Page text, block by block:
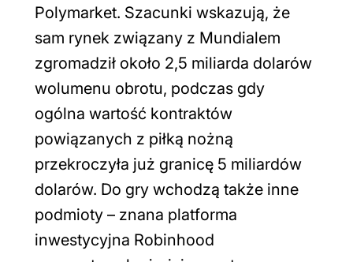
Polymarket. Szacunki wskazują, że
sam rynek związany z Mundialem
zgromadził około 2,5 miliarda dolarów
wolumenu obrotu, podczas gdy
ogólna wartość kontraktów
powiązanych z piłką nożną
przekroczyła już granicę 5 miliardów
dolarów. Do gry wchodzą także inne
podmioty – znana platforma
inwestycyjna Robinhood